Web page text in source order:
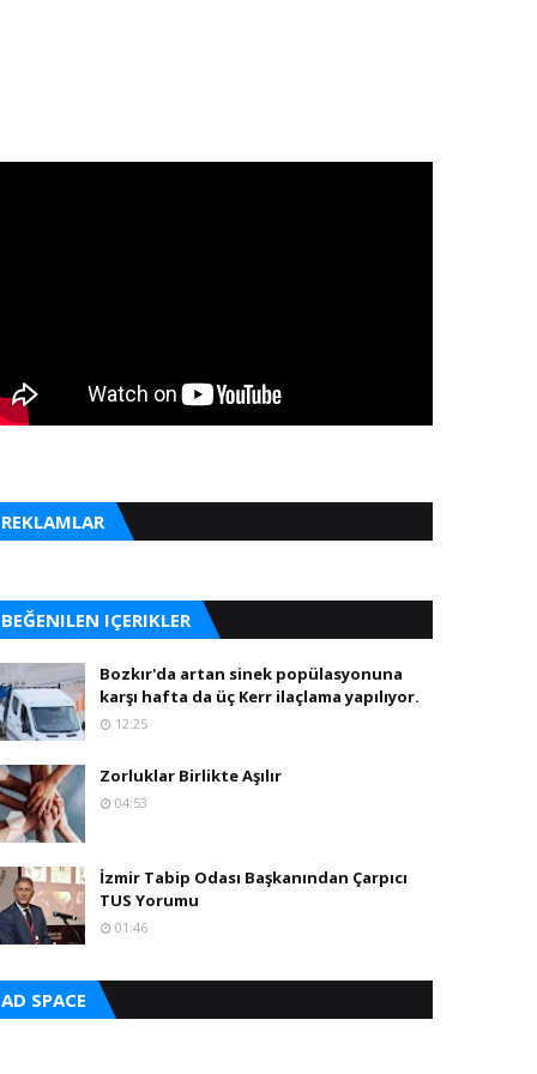
REKLAMLAR
BEĞENILEN IÇERIKLER
Bozkır'da artan sinek popülasyonuna
karşı hafta da üç Kerr ilaçlama yapılıyor.
12:25
Zorluklar Birlikte Aşılır
04:53
İzmir Tabip Odası Başkanından Çarpıcı
TUS Yorumu
01:46
AD SPACE